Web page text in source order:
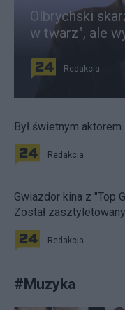
Olbrychski
w twarz", ale
Redakcja
Był świetnym
Redakcja
Gwiazdor kina z "Top
Został zasztyletowany
Redakcja
#Muzyka